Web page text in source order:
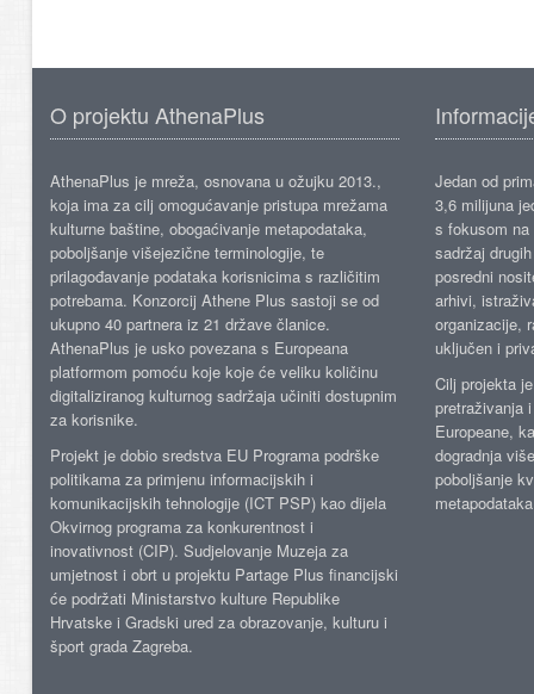
O projektu AthenaPlus
AthenaPlus je mreža, osnovana u ožujku 2013.,
koja ima za cilj omogućavanje pristupa mrežama
kulturne baštine, obogaćivanje metapodataka,
poboljšanje višejezične terminologije, te
prilagođavanje podataka korisnicima s različitim
potrebama. Konzorcij Athene Plus sastoji se od
ukupno 40 partnera iz 21 države članice.
AthenaPlus je usko povezana s Europeana
platformom pomoću koje koje će veliku količinu
digitaliziranog kulturnog sadržaja učiniti dostupnim
za korisnike.
Projekt je dobio sredstva EU Programa podrške
politikama za primjenu informacijskih i
komunikacijskih tehnologije (ICT PSP) kao dijela
Okvirnog programa za konkurentnost i
inovativnost (CIP). Sudjelovanje Muzeja za
umjetnost i obrt u projektu Partage Plus financijski
će podržati Ministarstvo kulture Republike
Hrvatske i Gradski ured za obrazovanje, kulturu i
šport grada Zagreba.
Jedan od
3,6 milijuna
s fokusom
sadržaj
posredni
arhivi,
organizacije,
uključen i
Cilj projekta
pretraživanja
Europeane,
dogradnja
poboljšanje